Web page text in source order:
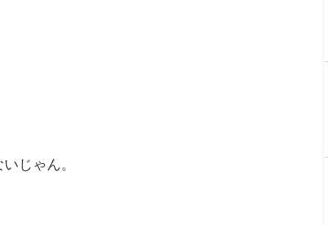
じゃん。